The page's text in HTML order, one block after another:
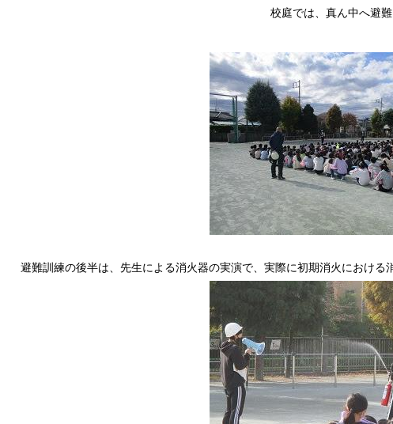
校庭では、真ん中へ避難
避難訓練の後半は、先生による消火器の実演で、実際に初期消火における